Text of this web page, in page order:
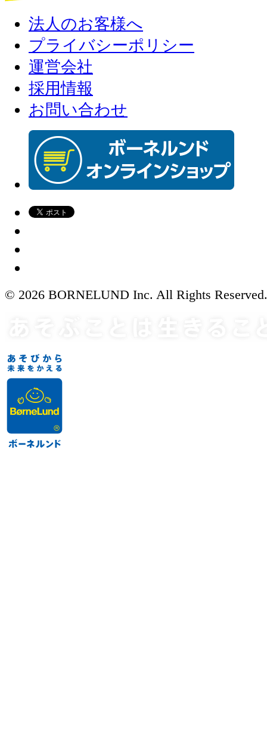
法人のお客様へ
プライバシーポリシー
運営会社
採用情報
お問い合わせ
© 2026 BORNELUND Inc. All Rights Reserved.